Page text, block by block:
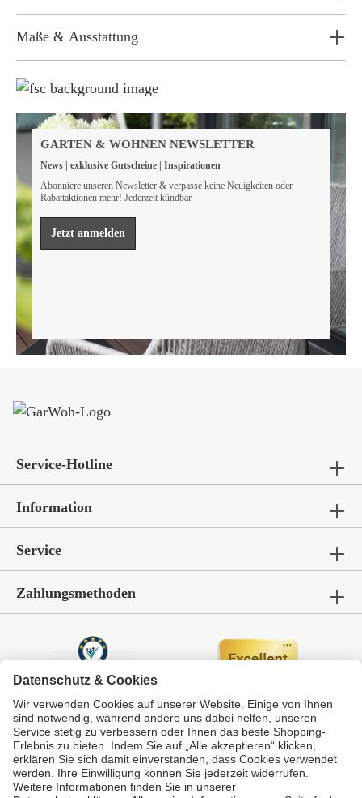
Maße & Ausstattung
Wir sind FSC® zertifiziert
leisten müssen, um unsere natürlichen Ressourcen zu
bewahren.
Mehr erfahren
GARTEN & WOHNEN NEWSLETTER
News | exklusive Gutscheine | Inspirationen
Abonniere unseren Newsletter & verpasse keine Neuigkeiten oder
Rabattaktionen mehr! Jederzeit kündbar.
Jetzt anmelden
Service-Hotline
Information
Service
Zahlungsmethoden
Durchschnittliche Bewertung von GarWoh – Gartenmöbel & Wohnen